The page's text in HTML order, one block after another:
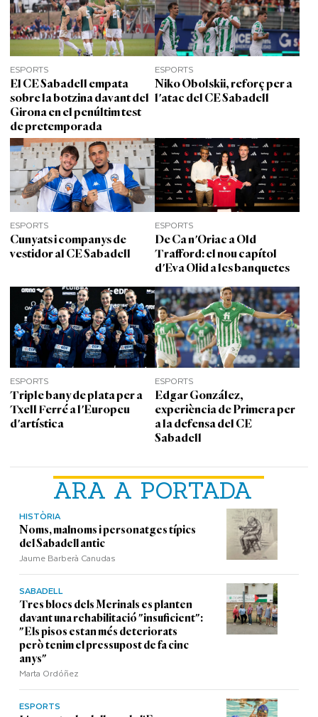
ARA A PORTADA
HISTÒRIA
Noms, malnoms i personatges típics
del Sabadell antic
Jaume Barberà Canudas
SABADELL
Tres blocs dels Merinals es planten
davant una rehabilitació "insuficient":
"Els pisos estan més deteriorats
però tenim el pressupost de fa cinc
anys"
Marta Ordóñez
ESPORTS
ESPORTS
El CE Sabadell empata
sobre la botzina davant del
Girona en el penúltim test
de pretemporada
ESPORTS
Niko Obolskii, reforç per a
l'atac del CE Sabadell
ESPORTS
Cunyats i companys de
vestidor al CE Sabadell
ESPORTS
De Ca n'Oriac a Old
Trafford: el nou capítol
d'Eva Olid a les banquetes
ESPORTS
Triple bany de plata per a
Txell Ferré a l'Europeu
d'artística
ESPORTS
Edgar González,
experiència de Primera per
a la defensa del CE
Sabadell